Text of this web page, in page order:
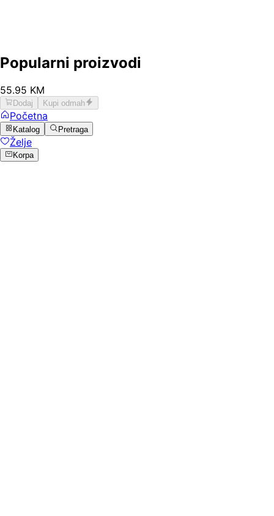
Popularni proizvodi
55.95 KM
Dodaj Kupi odmah
Početna
Katalog Pretraga
Želje
Korpa